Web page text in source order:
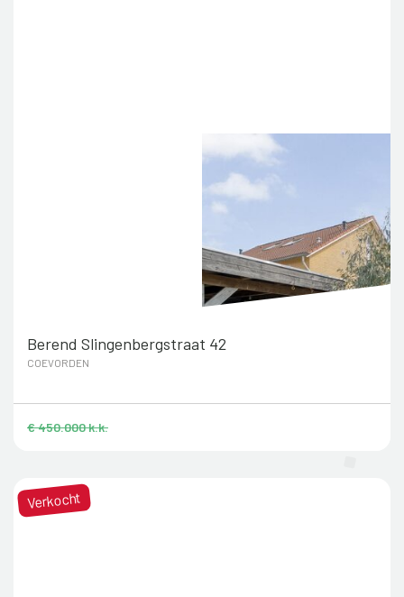
Berend Slingenbergstraat 42
COEVORDEN
€ 450.000 k.k.
Verkocht